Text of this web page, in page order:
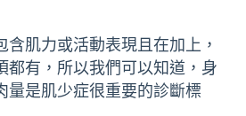
含肌力或活動表現且在加上，
都有，所以我們可以知道，身
量是肌少症很重要的診斷標